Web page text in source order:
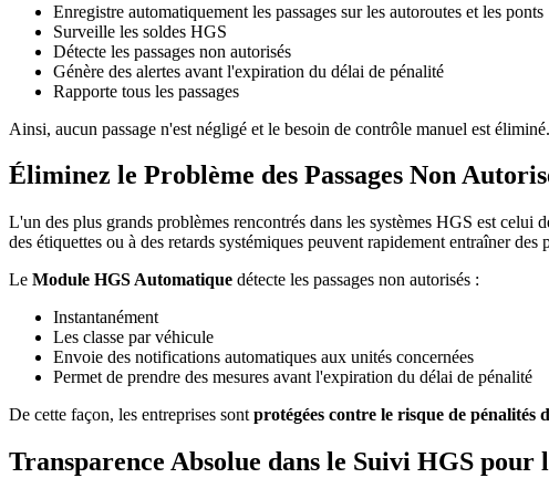
Enregistre automatiquement les passages sur les autoroutes et les ponts
Surveille les soldes HGS
Détecte les passages non autorisés
Génère des alertes avant l'expiration du délai de pénalité
Rapporte tous les passages
Ainsi, aucun passage n'est négligé et le besoin de contrôle manuel est éliminé.
Éliminez le Problème des Passages Non
L'un des plus grands problèmes rencontrés dans les systèmes HGS est celui
des étiquettes ou à des retards systémiques peuvent rapidement entraîner des
Le Module HGS Automatique détecte les passages non autorisés :
Instantanément
Les classe par véhicule
Envoie des notifications automatiques aux unités concernées
Permet de prendre des mesures avant l'expiration du délai de pénalité
De cette façon, les entreprises sont protégées contre le risque de pénalités
Transparence Absolue dans le Suivi HGS pour